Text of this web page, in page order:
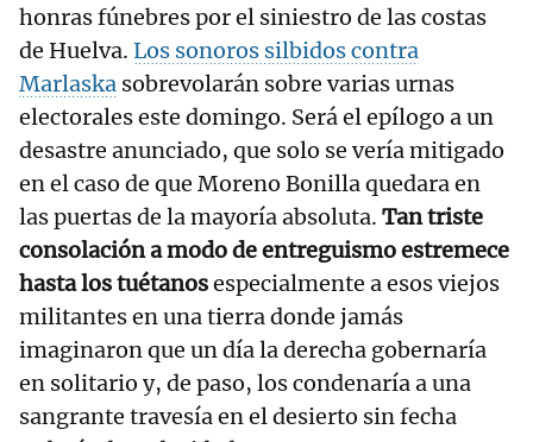
honras fúnebres por el siniestro de las costas
de Huelva. Los sonoros silbidos contra
Marlaska sobrevolarán sobre varias urnas
electorales este domingo. Será el epílogo a un
desastre anunciado, que solo se vería mitigado
en el caso de que Moreno Bonilla quedara en
las puertas de la mayoría absoluta. Tan triste
consolación a modo de entreguismo estremece
hasta los tuétanosespecialmente a esos viejos
militantes en una tierra donde jamás
imaginaron que un día la derecha gobernaría
en solitario y, de paso, los condenaría a una
sangrante travesía en el desierto sin fecha